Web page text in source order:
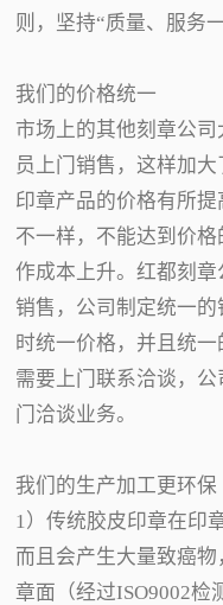
则，坚持“质量、服务
我们的价格统一
市场上的其他刻章公
员上门销售，这样加
印章产品的价格有所
不一样，不能达到价
作成本上升。红都刻
销售，公司制定统一
时统一价格，并且统
需要上门联系洽谈，
门洽谈业务。
我们的生产加工更环保
1）传统胶皮印章在印
而且会产生大量致癌
章面（经过ISO9002检